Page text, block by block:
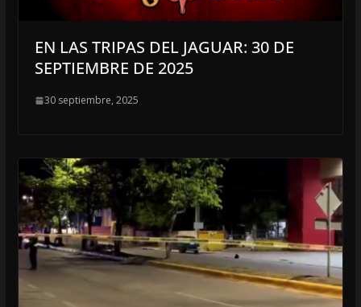
EN LAS TRIPAS DEL JAGUAR: 30 DE
SEPTIEMBRE DE 2025
30 septiembre, 2025